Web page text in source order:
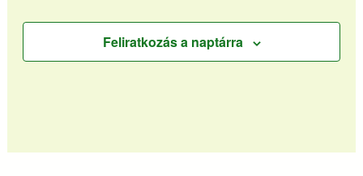
Feliratkozás a naptárra